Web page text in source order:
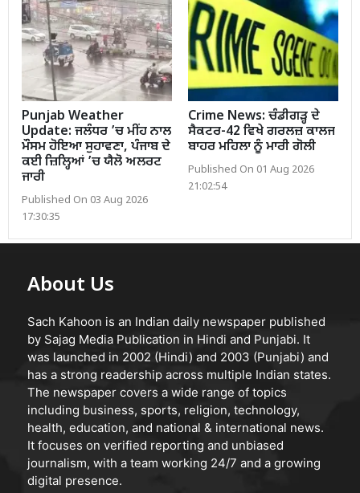
Punjab Weather
Update: ਜਲੰਧਰ ’ਚ ਮੀਂਹ ਨਾਲ
ਮੌਸਮ ਹੋਇਆ ਸੁਹਾਵਣਾ, ਪੰਜਾਬ ਦੇ
ਕਈ ਜ਼ਿਲ੍ਹਿਆਂ ’ਚ ਯੈਲੋ ਅਲਰਟ
ਜਾਰੀ
Published On 03 Aug 2026
17:30:35
Crime News: ਚੰਡੀਗੜ੍ਹ ਦੇ
ਸੈਕਟਰ-42 ਵਿਖੇ ਗਰਲਜ਼ ਕਾਲਜ
ਬਾਹਰ ਮਹਿਲਾ ਨੂੰ ਮਾਰੀ ਗੋਲੀ
Published On 01 Aug 2026
21:02:54
About Us
Sach Kahoon is an Indian daily newspaper published
by Sajag Media Publication in Hindi and Punjabi. It
was launched in 2002 (Hindi) and 2003 (Punjabi) and
has a strong readership across multiple Indian states.
The newspaper covers a wide range of topics
including business, sports, religion, technology,
health, education, and national & international news.
It focuses on verified reporting and unbiased
journalism, with a team working 24/7 and a growing
digital presence.